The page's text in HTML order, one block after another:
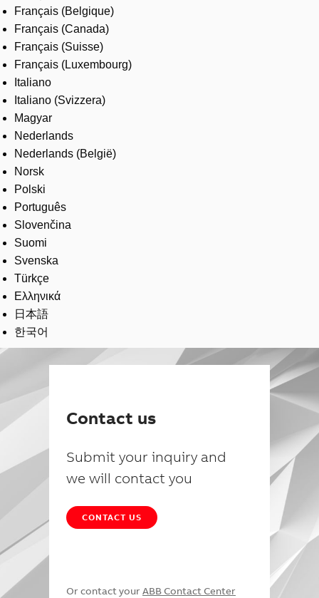
Français (Belgique)
Français (Canada)
Français (Suisse)
Français (Luxembourg)
Italiano
Italiano (Svizzera)
Magyar
Nederlands
Nederlands (België)
Norsk
Polski
Português
Slovenčina
Suomi
Svenska
Türkçe
Ελληνικά
日本語
한국어
Contact us
Submit your inquiry and
we will contact you
CONTACT US
Or contact your ABB Contact Center